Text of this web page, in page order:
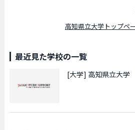
高知県立大学トップペ
最近見た学校の一覧
[大学] 高知県立大学